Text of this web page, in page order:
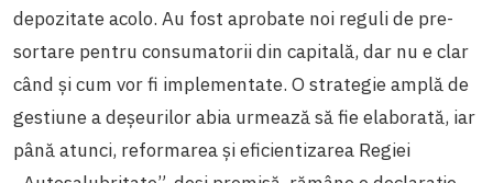
depozitate acolo. Au fost aprobate noi reguli de pre-
sortare pentru consumatorii din capitală, dar nu e clar
când și cum vor fi implementate. O strategie amplă de
gestiune a deșeurilor abia urmează să fie elaborată, iar
până atunci, reformarea și eficientizarea Regiei